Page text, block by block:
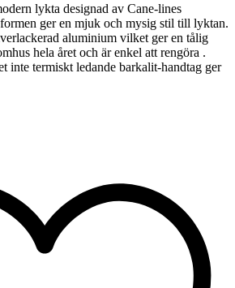
lykta designad av Cane-lines
ger en mjuk och mysig stil till lyktan.
aluminium vilket ger en tålig
hela året och är enkel att rengöra .
inte termiskt ledande barkalit-handtag ger